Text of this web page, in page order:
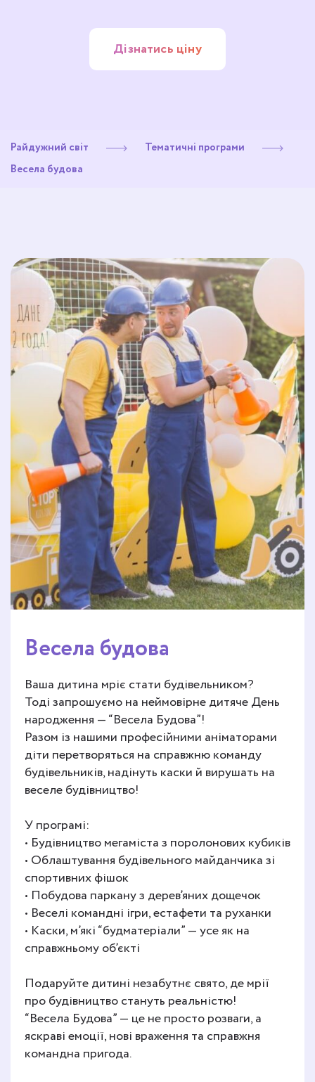
Дізнатись ціну
Райдужний світ
Тематичні програми
Весела будова
Весела будова
Ваша дитина мріє стати будівельником?
Тоді запрошуємо на неймовірне дитяче День
народження — “Весела Будова”!
Разом із нашими професійними аніматорами
діти перетворяться на справжню команду
будівельників, надінуть каски й вирушать на
веселе будівництво!
У програмі:
• Будівництво мегаміста з поролонових кубиків
• Облаштування будівельного майданчика зі
спортивних фішок
• Побудова паркану з дерев’яних дощечок
• Веселі командні ігри, естафети та руханки
• Каски, м’які “будматеріали” — усе як на
справжньому об’єкті
Подаруйте дитині незабутнє свято, де мрії
про будівництво стануть реальністю!
“Весела Будова” — це не просто розваги, а
яскраві емоції, нові враження та справжня
командна пригода.